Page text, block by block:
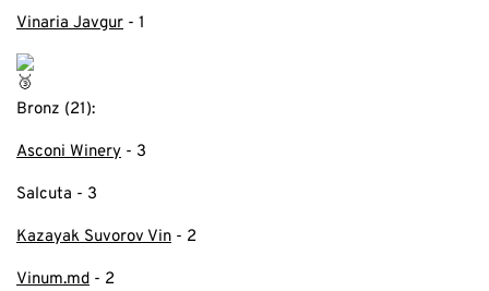
Vinaria Javgur - 1
Bronz (21):
Asconi Winery - 3
Salcuta - 3
Kazayak Suvorov Vin - 2
Vinum.md - 2